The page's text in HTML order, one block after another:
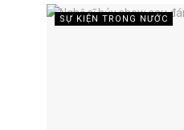
SỰ KIỆN TRONG NƯỚC